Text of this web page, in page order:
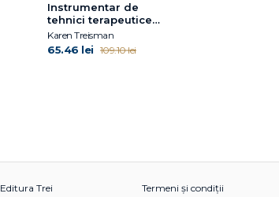
Instrumentar de
tehnici terapeutice
creative
Karen Treisman
65.46 lei 109.10 lei
Editura Trei Termeni și condiții